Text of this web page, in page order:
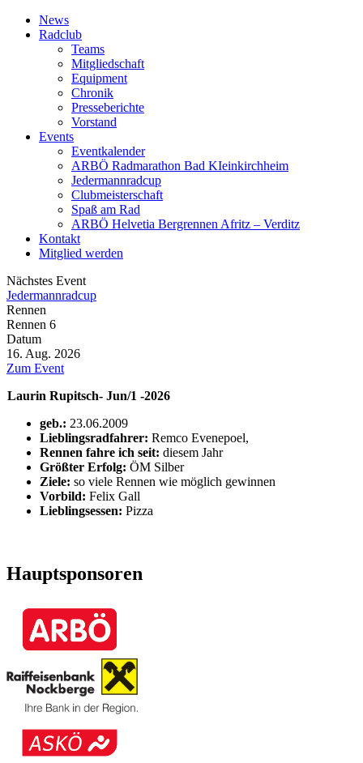
News
Radclub
Teams
Mitgliedschaft
Equipment
Chronik
Presseberichte
Vorstand
Events
Eventkalender
ARBÖ Radmarathon Bad KIeinkirchheim
Jedermannradcup
Clubmeisterschaft
Spaß am Rad
ARBÖ Helvetia Bergrennen Afritz – Verditz
Kontakt
Mitglied werden
Nächstes Event
Jedermannradcup
Rennen
Rennen 6
Datum
16. Aug. 2026
Zum Event
Laurin Rupitsch- Jun/1 -2026
geb.: 23.06.2009
Lieblingsradfahrer: Remco Evenepoel,
Rennen fahre ich seit: diesem Jahr
Größter Erfolg: ÖM Silber
Ziele: so viele Rennen wie möglich gewinnen
Vorbild: Felix Gall
Lieblingsessen: Pizza
Hauptsponsoren